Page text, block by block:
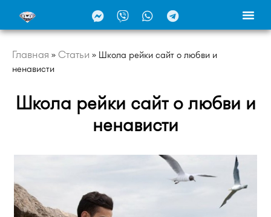
Главная » Статьи » Школа рейки сайт о любви и
ненависти
Школа рейки сайт о любви и
ненависти